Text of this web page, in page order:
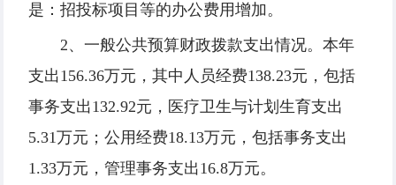
是：招投标项目等的办公费用增加。
2、一般公共预算财政拨款支出情况。本年
支出156.36万元，其中人员经费138.23元，包括
事务支出132.92元，医疗卫生与计划生育支出
5.31万元；公用经费18.13万元，包括事务支出
1.33万元，管理事务支出16.8万元。